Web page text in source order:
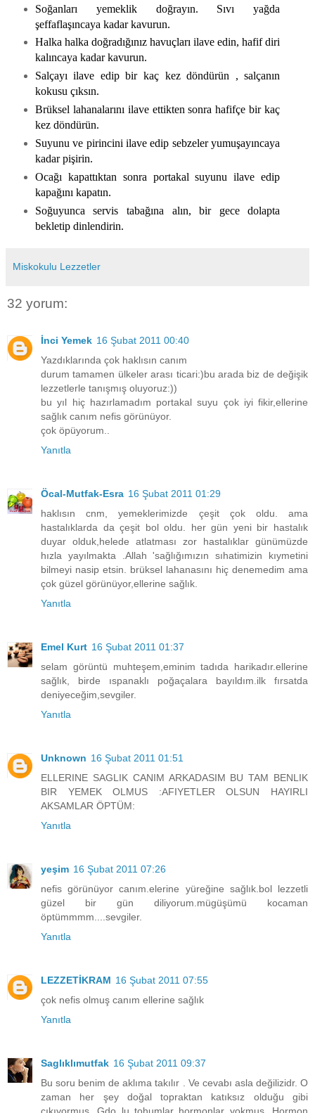
Soğanları yemeklik doğrayın. Sıvı yağda
şeffaflaşıncaya kadar kavurun.
Halka halka doğradığınız havuçları ilave edin, hafif diri
kalıncaya kadar kavurun.
Salçayı ilave edip bir kaç kez döndürün , salçanın
kokusu çıksın.
Brüksel lahanalarını ilave ettikten sonra hafifçe bir kaç
kez döndürün.
Suyunu ve pirincini ilave edip sebzeler yumuşayıncaya
kadar pişirin.
Ocağı kapattıktan sonra portakal suyunu ilave edip
kapağını kapatın.
Soğuyunca servis tabağına alın, bir gece dolapta
bekletip dinlendirin.
Miskokulu Lezzetler
32 yorum:
İnci Yemek 16 Şubat 2011 00:40
Yazdıklarında çok haklısın canım
durum tamamen ülkeler arası ticari:)bu arada biz de değişik
lezzetlerle tanışmış oluyoruz:))
bu yıl hiç hazırlamadım portakal suyu çok iyi fikir,ellerine
sağlık canım nefis görünüyor.
çok öpüyorum..
Yanıtla
Öcal-Mutfak-Esra 16 Şubat 2011 01:29
haklısın cnm, yemeklerimizde çeşit çok oldu. ama
hastalıklarda da çeşit bol oldu. her gün yeni bir hastalık
duyar olduk,helede atlatması zor hastalıklar günümüzde
hızla yayılmakta .Allah 'sağlığımızın sıhatimizin kıymetini
bilmeyi nasip etsin. brüksel lahanasını hiç denemedim ama
çok güzel görünüyor,ellerine sağlık.
Yanıtla
Emel Kurt 16 Şubat 2011 01:37
selam görüntü muhteşem,eminim tadıda harikadır.ellerine
sağlık, birde ıspanaklı poğaçalara bayıldım.ilk fırsatda
deniyeceğim,sevgiler.
Yanıtla
Unknown 16 Şubat 2011 01:51
ELLERINE SAGLIK CANIM ARKADASIM BU TAM BENLIK
BIR YEMEK OLMUS :AFIYETLER OLSUN HAYIRLI
AKSAMLAR ÖPTÜM:
Yanıtla
yeşim 16 Şubat 2011 07:26
nefis görünüyor canım.elerine yüreğine sağlık.bol lezzetli
güzel bir gün diliyorum.mügüşümü kocaman
öptümmmm....sevgiler.
Yanıtla
LEZZETİKRAM 16 Şubat 2011 07:55
çok nefis olmuş canım ellerine sağlık
Yanıtla
Saglıklımutfak 16 Şubat 2011 09:37
Bu soru benim de aklıma takılır . Ve cevabı asla değilizidr. O
zaman her şey doğal topraktan katıksız olduğu gibi
çıkıyormuş. Gdo lu tohumlar hormonlar yokmuş. Hormon